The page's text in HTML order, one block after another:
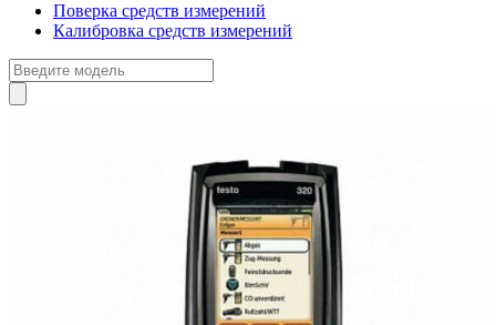
Поверка средств измерений
Калибровка средств измерений